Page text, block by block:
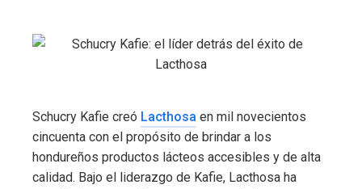
Schucry Kafie creó Lacthosa en mil novecientos
cincuenta con el propósito de brindar a los
hondureños productos lácteos accesibles y de alta
calidad. Bajo el liderazgo de Kafie, Lacthosa ha